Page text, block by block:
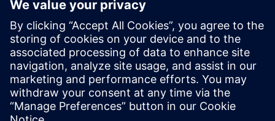
putem HTTPS-a
PLC-ovi: obitelj S7-1200/1500 ili drugi PLC-ovi s ugrađenim
performansnim OPC UA poslužiteljem
TIA V19 ili noviji
TIA PLC Alarmi koji se koriste za podizanje HMI događaja
Ostali slučajevi trebaju pojašnjenje uz tehničku podršku
plus10: interested@plus10.de